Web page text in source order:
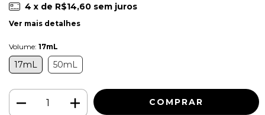
4 x de R$14,60 sem juros
Ver mais detalhes
Volume: 17mL
17mL 50mL